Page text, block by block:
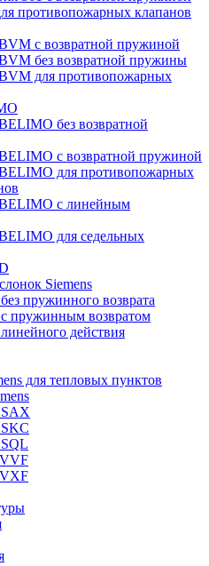
противопожарных клапанов
с возвратной пружиной
без возвратной пружины
для противопожарных
без возвратной
с возвратной пружиной
для противопожарных
с линейным
для седельных
Siemens
пружинного возврата
пружинным возвратом
действия
для тепловых пунктов